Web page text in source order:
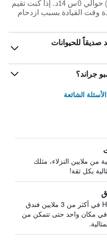
غراندي (سى جى ار) (أقرب مطار) حوالي 0س 14د. إذا كنت تقيم
وقت القيادة بسبب ازدحام
صديقاً للحيوانات
جراند؟
الشائعة
من ملايين النزلاء، مثلك
بكل ثقة!
يبحث HotelsCombined في أكثر من 3 ملايين فندق
في مكان واحد حتى تتمكن من